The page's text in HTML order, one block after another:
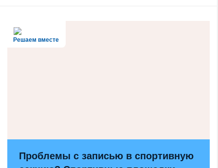
Решаем вместе
Проблемы с записью в спортивную